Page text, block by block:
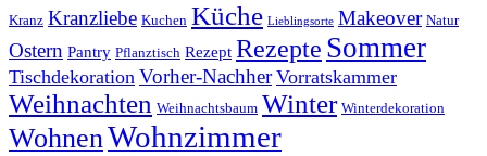
Kranz Kranzliebe Kuchen Küche Lieblingsorte Makeover Natur
Ostern Pantry Pflanztisch Rezept Rezepte Sommer
Tischdekoration Vorher-Nachher Vorratskammer
Weihnachten Weihnachtsbaum Winter Winterdekoration
WohnenWohnzimmer